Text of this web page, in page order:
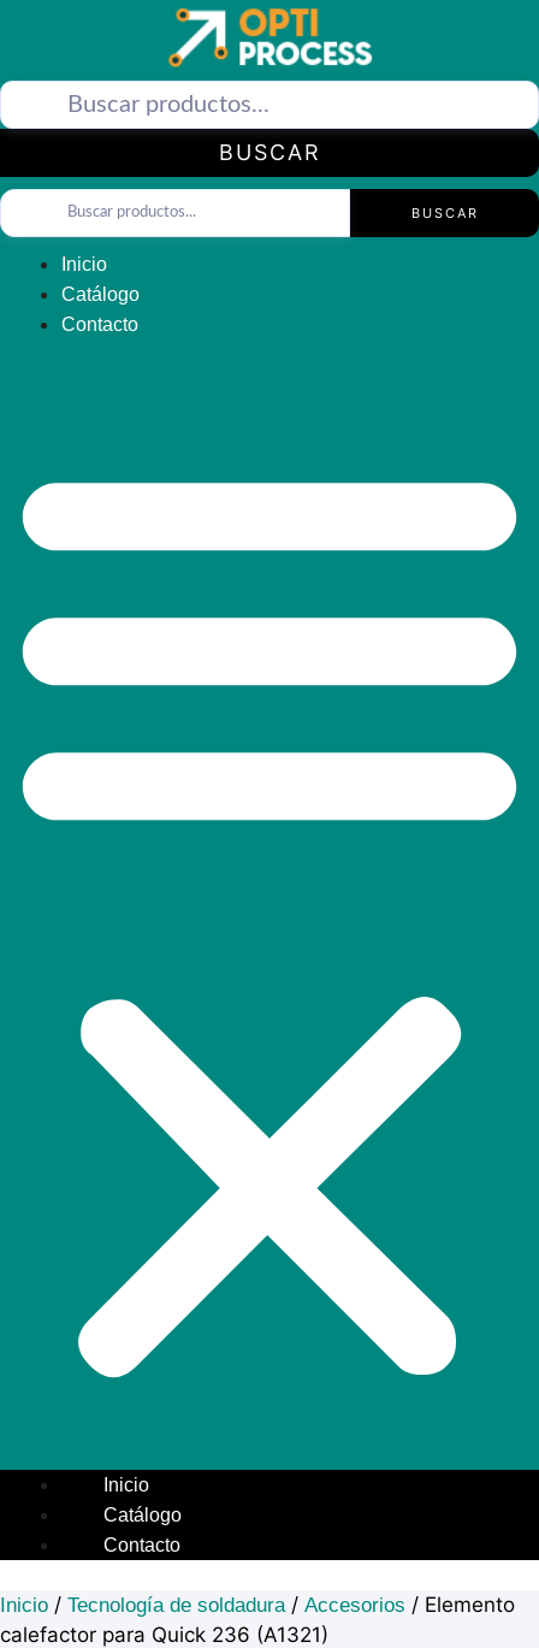
BUSCAR
BUSCAR
Inicio
Catálogo
Contacto
Inicio
Catálogo
Contacto
Inicio / Tecnología de soldadura/ Accesorios / Elemento
calefactor para Quick 236 (A1321)